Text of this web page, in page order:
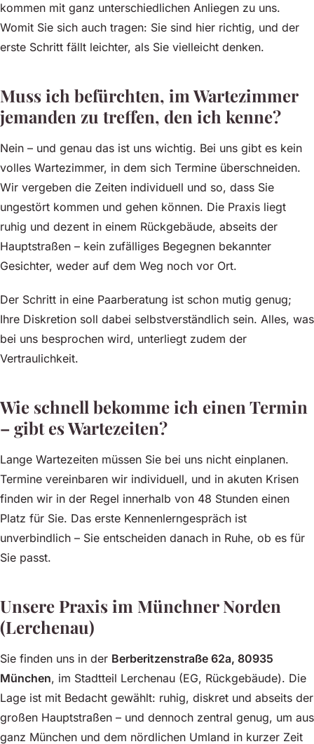
kommen mit ganz unterschiedlichen Anliegen zu uns.
Womit Sie sich auch tragen: Sie sind hier richtig, und der
erste Schritt fällt leichter, als Sie vielleicht denken.
Muss ich befürchten, im Wartezimmer
jemanden zu treffen, den ich kenne?
Nein – und genau das ist uns wichtig. Bei uns gibt es kein
volles Wartezimmer, in dem sich Termine überschneiden.
Wir vergeben die Zeiten individuell und so, dass Sie
ungestört kommen und gehen können. Die Praxis liegt
ruhig und dezent in einem Rückgebäude, abseits der
Hauptstraßen – kein zufälliges Begegnen bekannter
Gesichter, weder auf dem Weg noch vor Ort.
Der Schritt in eine Paarberatung ist schon mutig genug;
Ihre Diskretion soll dabei selbstverständlich sein. Alles, was
bei uns besprochen wird, unterliegt zudem der
Vertraulichkeit.
Wie schnell bekomme ich einen Termin
– gibt es Wartezeiten?
Lange Wartezeiten müssen Sie bei uns nicht einplanen.
Termine vereinbaren wir individuell, und in akuten Krisen
finden wir in der Regel innerhalb von 48 Stunden einen
Platz für Sie. Das erste Kennenlerngespräch ist
unverbindlich – Sie entscheiden danach in Ruhe, ob es für
Sie passt.
Unsere Praxis im Münchner Norden
(Lerchenau)
Sie finden uns in der Berberitzenstraße 62a, 80935
München, im Stadtteil Lerchenau (EG, Rückgebäude). Die
Lage ist mit Bedacht gewählt: ruhig, diskret und abseits der
großen Hauptstraßen – und dennoch zentral genug, um aus
ganz München und dem nördlichen Umland in kurzer Zeit